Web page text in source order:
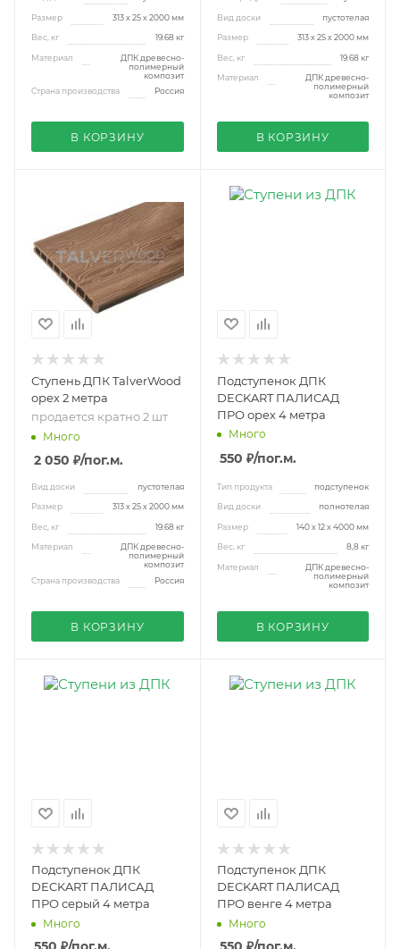
Размер 313 х 25 х 2000 мм
Вес, кг 19.68 кг
Материал
ДПК древесно-
полимерный
композит
Страна производства
Россия
В КОРЗИНУ
Вид доски пустотелая
Размер 313 х 25 х 2000 мм
Вес, кг 19.68 кг
Материал
ДПК древесно-
полимерный
композит
В КОРЗИНУ
Ступень ДПК TalverWood
орех 2 метра
продается кратно 2 шт
Много
2 050 ₽/пог.м.
Вид доски пустотелая
Размер 313 х 25 х 2000 мм
Вес, кг 19.68 кг
Материал
ДПК древесно-
полимерный
композит
Страна производства
Россия
В КОРЗИНУ
Подступенок ДПК
DECKART ПАЛИСАД
ПРО орех 4 метра
Много
550 ₽/пог.м.
Тип продукта подступенок
Вид доски полнотелая
Размер 140 х 12 х 4000 мм
Вес, кг 8,8 кг
Материал
ДПК древесно-
полимерный
композит
В КОРЗИНУ
Подступенок ДПК
DECKART ПАЛИСАД
ПРО серый 4 метра
Много
Подступенок ДПК
DECKART ПАЛИСАД
ПРО венге 4 метра
Много